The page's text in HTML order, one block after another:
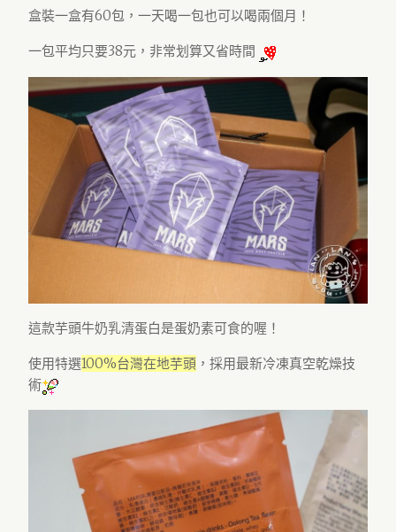
盒裝一盒有60包，一天喝一包也可以喝兩個月！
一包平均只要38元，非常划算又省時間
這款芋頭牛奶乳清蛋白是蛋奶素可食的喔！
使用特選100%台灣在地芋頭 ，採用最新冷凍真空乾燥技
術